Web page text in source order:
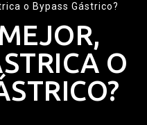
o Bypass Gástrico?
O